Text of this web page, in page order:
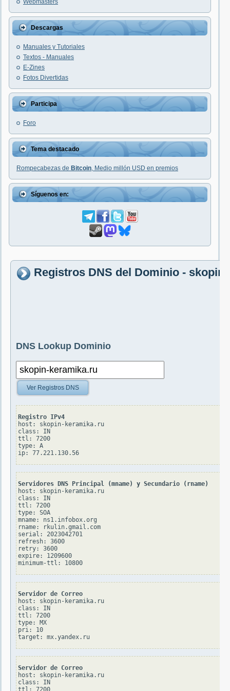
Webmasters
Descargas
Manuales y Tutoriales
Textos - Manuales
E-Zines
Fotos Divertidas
Participa
Foro
Tema destacado
Rompecabezas de Bitcoin, Medio millón USD en premios
Síguenos en:
Registros DNS del Dominio -
DNS Lookup Dominio
Ver Registros DNS
Registro IPv4
host: skopin-keramika.ru
class: IN
ttl: 7200
type: A
Servidores DNS Principal (mname) y Secundario (rname)
host: skopin-keramika.ru
class: IN
ttl: 7200
type: SOA
mname: ns1.infobox.org
rname: rkulin.gmail.com
serial: 2023042701
refresh: 3600
retry: 3600
expire: 1209600
Servidor de Correo
host: skopin-keramika.ru
class: IN
ttl: 7200
type: MX
pri: 10
Servidor de Correo
host: skopin-keramika.ru
class: IN